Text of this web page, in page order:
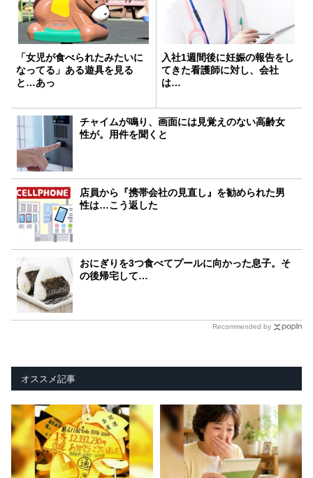
「女児が食べられたみたいに
なってる」ある遊具を見る
と…あっ
入社1週間後に妊娠の報告をし
てきた看護師に対し、会社
は…
チャイムが鳴り、画面には見覚えのない高齢女
性が。用件を聞くと
店員から『携帯会社の見直し』を勧められた男
性は…こう返した
おにぎりを3つ食べてプールに向かった息子。そ
の後帰宅して…
Recommended by
オススメ記事